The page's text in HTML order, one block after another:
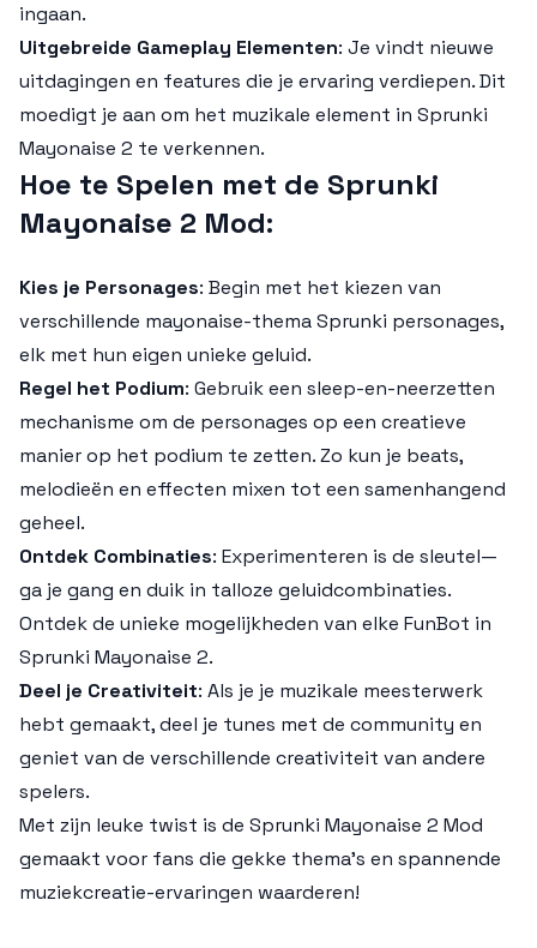
ingaan.
Uitgebreide Gameplay Elementen: Je vindt nieuwe
uitdagingen en features die je ervaring verdiepen. Dit
moedigt je aan om het muzikale element in Sprunki
Mayonaise 2 te verkennen.
Hoe te Spelen met de Sprunki
Mayonaise 2 Mod:
Kies je Personages: Begin met het kiezen van
verschillende mayonaise-thema Sprunki personages,
elk met hun eigen unieke geluid.
Regel het Podium: Gebruik een sleep-en-neerzetten
mechanisme om de personages op een creatieve
manier op het podium te zetten. Zo kun je beats,
melodieën en effecten mixen tot een samenhangend
geheel.
Ontdek Combinaties: Experimenteren is de sleutel—
ga je gang en duik in talloze geluidcombinaties.
Ontdek de unieke mogelijkheden van elke FunBot in
Sprunki Mayonaise 2.
Deel je Creativiteit: Als je je muzikale meesterwerk
hebt gemaakt, deel je tunes met de community en
geniet van de verschillende creativiteit van andere
spelers.
Met zijn leuke twist is de Sprunki Mayonaise 2 Mod
gemaakt voor fans die gekke thema's en spannende
muziekcreatie-ervaringen waarderen!